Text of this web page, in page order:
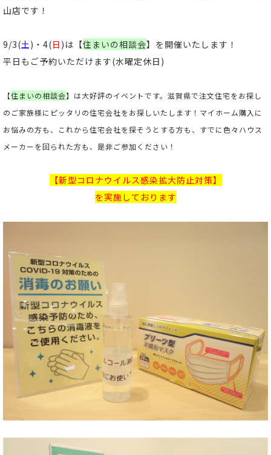
山店です！
9/3(土 )・4(日 )は【住まいの相談会】 を開催いたします！
平日もご予約いただけます(水曜定休日)
【住まいの相談会】は大好評のイベントです。滋賀県で注文住宅をお探し
のご家族様にピッタリの住宅会社をお探しいたします！マイホーム購入に
お悩みの方も、これから住宅会社を探そうとする方も、すでに色々ハウス
メーカーを回られた方も、是非ご参加ください！
【新型コロナウイルス感染拡大防止対策】
を実施しております